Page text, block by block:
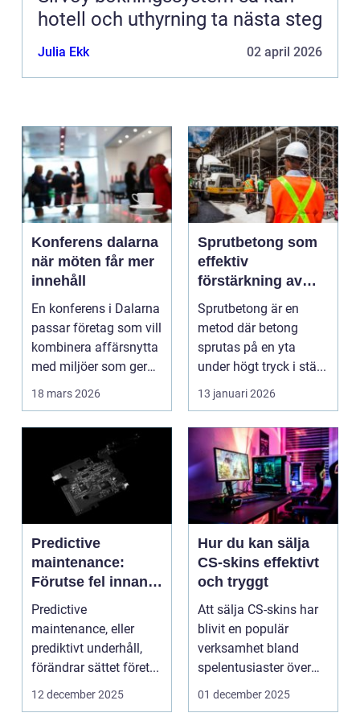
hotell och uthyrning ta nästa steg
Julia Ekk 02 april 2026
Konferens dalarna
när möten får mer
innehåll
En konferens i Dalarna
passar företag som vill
kombinera affärsnytta
med miljöer som ger
lugn, fokus...
18 mars 2026
Sprutbetong som
effektiv
förstärkning av
berg och betong
Sprutbetong är en
metod där betong
sprutas på en yta
under högt tryck i stä...
13 januari 2026
Predictive
maintenance:
Förutse fel innan
de uppstår med
hjälp av sensorer
Predictive
maintenance, eller
prediktivt underhåll,
förändrar sättet föret...
12 december 2025
Hur du kan sälja
CS-skins effektivt
och tryggt
Att sälja CS-skins har
blivit en populär
verksamhet bland
spelentusiaster över
hela v...
01 december 2025